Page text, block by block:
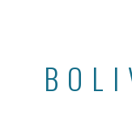
B O L I